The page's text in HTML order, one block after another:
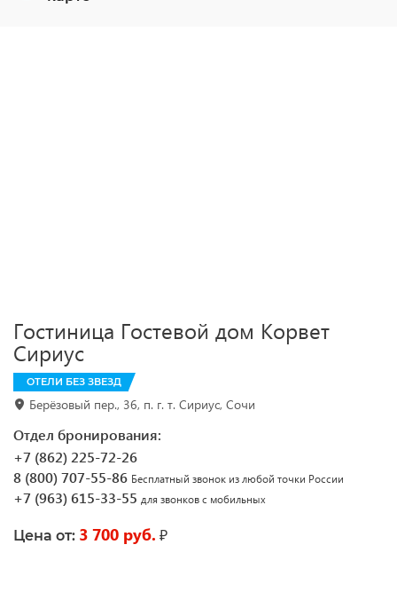
Гостиница Гостевой дом Корвет
Сириус
ОТЕЛИ БЕЗ ЗВЕЗД
Берёзовый пер., 36, п. г. т. Сириус, Сочи
Отдел бронирования:
+7 (862) 225-72-26
8 (800) 707-55-86 Бесплатный звонок из любой точки России
+7 (963) 615-33-55 для звонков с мобильных
Цена от: 3 700 руб. ₽